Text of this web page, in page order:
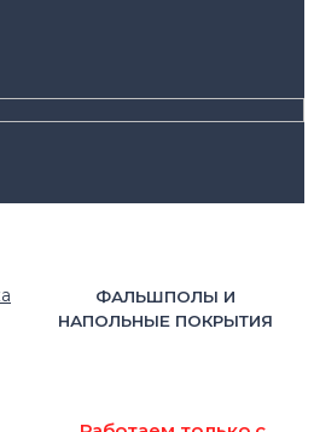
ФАЛЬШПОЛЫ И
НАПОЛЬНЫЕ ПОКРЫТИЯ